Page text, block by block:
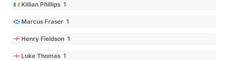
Killian Phillips 1
Marcus Fraser 1
Henry Fieldson 1
Luke Thomas 1